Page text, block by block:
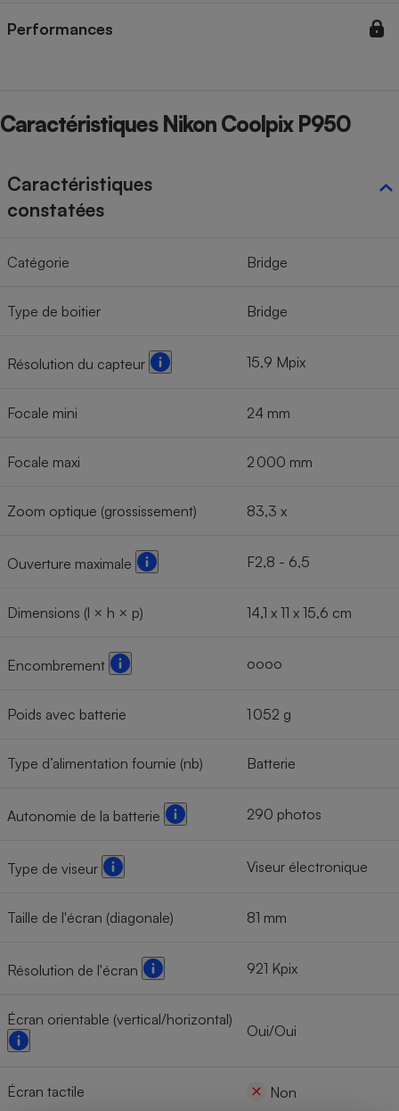
Performances
Caractéristiques Nikon Coolpix P950
Caractéristiques
constatées
Catégorie Bridge
Type de boitier Bridge
Résolution du capteur 15,9 Mpix
Focale mini 24 mm
Focale maxi 2 000 mm
Zoom optique (grossissement) 83,3 x
Ouverture maximale F2,8 - 6,5
Dimensions (l × h × p) 14,1 x 11 x 15,6 cm
Encombrement oooo
Poids avec batterie 1 052 g
Type d’alimentation fournie (nb) Batterie
Autonomie de la batterie 290 photos
Type de viseur Viseur électronique
Taille de l'écran (diagonale) 81 mm
Résolution de l'écran 921 Kpix
Écran orientable (vertical/horizontal)
Oui/Oui
Écran tactile Non